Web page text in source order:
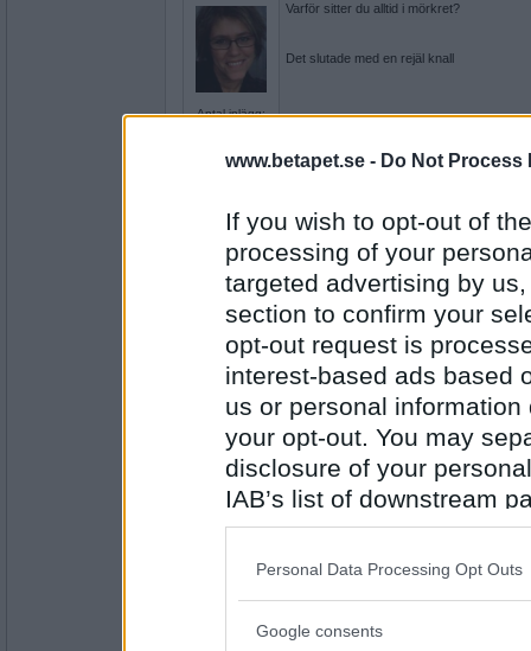
www.betapet.se - Do Not Process
If you wish to opt-out of
processing of your
targeted advertising by
section to confirm your
opt-out request is
interest-based ads based
us or personal
your opt-out. You may
disclosure of your
IAB’s list of downstream
also be disclosed by us
Downstream Participants
Please note that this
Personal Data Processing Opt Outs
Google consents
Antal inlägg:
Varför sitter du alltid i mörkret?
Det slutade med en rejäl knall
Sotfinger
Antal inlägg:
Alltid redo, som vi sa i scouterna
remvanrijn
Antal inlägg:
16685
hur skall en kvinna vara i sängen?
det är hon som svarade så, inte jag.!